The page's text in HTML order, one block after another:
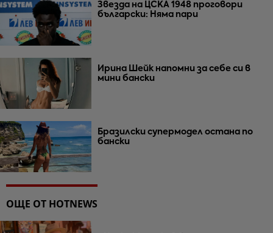
Звезда на ЦСКА 1948 проговори
български: Няма пари
Ирина Шейк напомни за себе си в
мини бански
Бразилски супермодел остана по
бански
ОЩЕ ОТ HOTNEWS